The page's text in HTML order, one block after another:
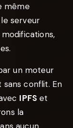
même
serveur
un moteur
conflit. En
IPFS et
la
aucun